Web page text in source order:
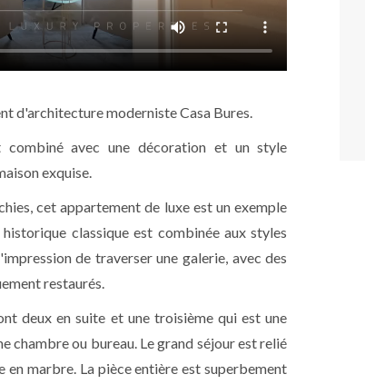
d'architecture moderniste Casa Bures.
avec une décoration et un style
exquise.
cet appartement de luxe est un exemple
classique est combinée aux styles
de traverser une galerie, avec des
restaurés.
deux en suite et une troisième qui est une
chambre ou bureau. Le grand séjour est relié
en marbre. La pièce entière est superbement